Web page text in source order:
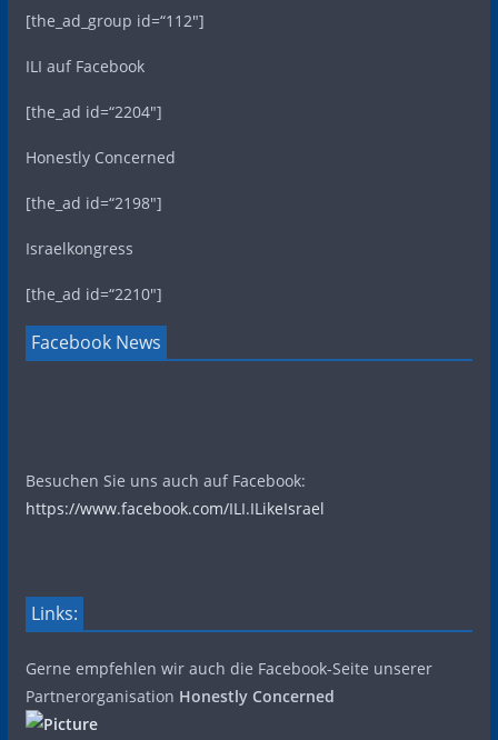
[the_ad_group id=“112″]
ILI auf Facebook
[the_ad id=“2204″]
Honestly Concerned
[the_ad id=“2198″]
Israelkongress
[the_ad id=“2210″]
Facebook News
Besuchen Sie uns auch auf Facebook:
https://www.facebook.com/ILI.ILikeIsrael
Links:
Gerne empfehlen wir auch die Facebook-Seite unserer
Partnerorganisation Honestly Concerned